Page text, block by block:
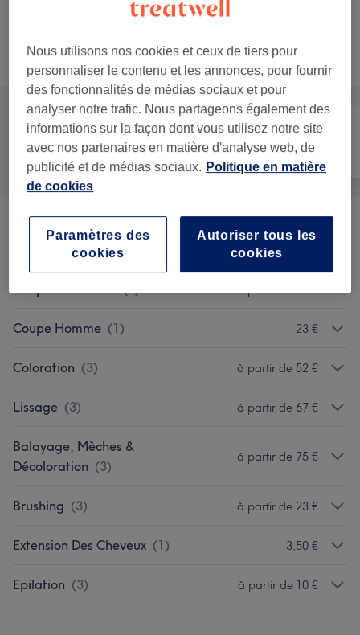
Ma prestation en détail...
Recherchez dans notre liste de prestations
Tout Coiffure Épilation
Soin Des Cheveux Et Du Cuir
5)
à partir de 20 €
Coupe Et Coiffure (4)
Coupe Homme (1) 23 €
Coloration (3) à partir de 52 €
Lissage (3) à partir de 67 €
Balayage, Mèches &
Décoloration (3)
à partir de 75 €
Brushing (3) à partir de 23 €
Extension Des Cheveux (1) 3,50 €
Epilation (3) à partir de 10 €
Nous utilisons nos cookies et ceux de tiers pour
personnaliser le contenu et les annonces, pour fournir
des fonctionnalités de médias sociaux et pour
analyser notre trafic. Nous partageons également des
informations sur la façon dont vous utilisez notre site
avec nos partenaires en matière d'analyse web, de
publicité et de médias sociaux. Politique en matière
de cookies
Autoriser tous les
cookies
Paramètres des
cookies